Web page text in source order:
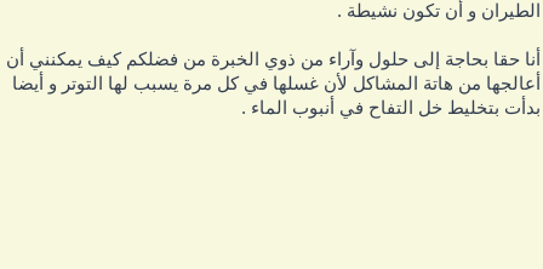
و أن تكون نشيطة .
حقا بحاجة إلى حلول وآراء من ذوي الخبرة من فضلكم كيف يمكنني أن
من هاتة المشاكل لأن غسلها في كل مرة يسبب لها التوتر و أيضا
بتخليط خل التفاح في أنبوب الماء .